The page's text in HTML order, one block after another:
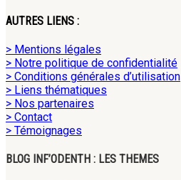
AUTRES LIENS :
> Mentions légales
> Notre politique de confidentialité
> Conditions générales d’utilisation
> Liens thématiques
> Nos partenaires
> Contact
> Témoignages
BLOG INF’ODENTH : LES THEMES